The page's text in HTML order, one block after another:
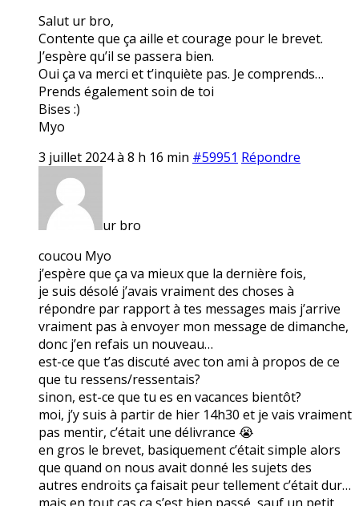
Salut ur bro,
Contente que ça aille et courage pour le brevet.
J’espère qu’il se passera bien.
Oui ça va merci et t’inquiète pas. Je comprends…
Prends également soin de toi
Bises :)
Myo
3 juillet 2024 à 8 h 16 min #59951 Répondre
ur bro
coucou Myo
j’espère que ça va mieux que la dernière fois,
je suis désolé j’avais vraiment des choses à
répondre par rapport à tes messages mais j’arrive
vraiment pas à envoyer mon message de dimanche,
donc j’en refais un nouveau…
est-ce que t’as discuté avec ton ami à propos de ce
que tu ressens/ressentais?
sinon, est-ce que tu es en vacances bientôt?
moi, j’y suis à partir de hier 14h30 et je vais vraiment
pas mentir, c’était une délivrance 😭
en gros le brevet, basiquement c’était simple alors
que quand on nous avait donné les sujets des
autres endroits ça faisait peur tellement c’était dur…